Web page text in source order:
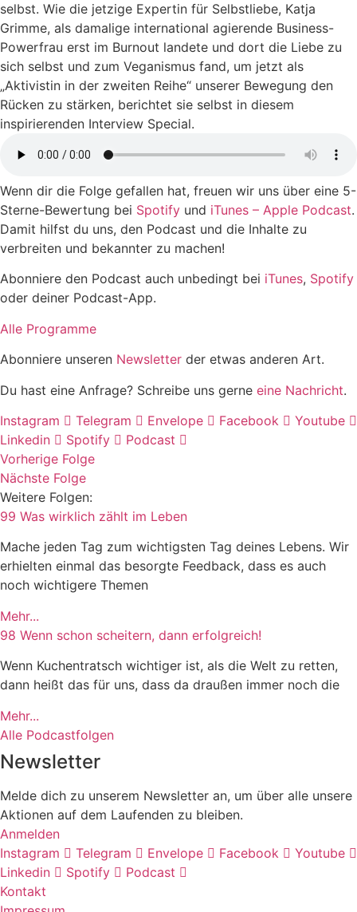
selbst. Wie die jetzige Expertin für Selbstliebe, Katja
Grimme, als damalige international agierende Business-
Powerfrau erst im Burnout landete und dort die Liebe zu
sich selbst und zum Veganismus fand, um jetzt als
„Aktivistin in der zweiten Reihe“ unserer Bewegung den
Rücken zu stärken, berichtet sie selbst in diesem
inspirierenden Interview Special.
Wenn dir die Folge gefallen hat, freuen wir uns über eine 5-
Sterne-Bewertung bei Spotify und iTunes – Apple Podcast.
Damit hilfst du uns, den Podcast und die Inhalte zu
verbreiten und bekannter zu machen!
Abonniere den Podcast auch unbedingt bei iTunes, Spotify
oder deiner Podcast-App.
Alle Programme
Abonniere unseren Newsletter der etwas anderen Art.
Du hast eine Anfrage? Schreibe uns gerne eine Nachricht.
Instagram
Telegram Envelope Facebook
Youtube
Linkedin
Spotify
Podcast
Vorherige Folge
Nächste Folge
Weitere Folgen:
99 Was wirklich zählt im Leben
Mache jeden Tag zum wichtigsten Tag deines Lebens. Wir
erhielten einmal das besorgte Feedback, dass es auch
noch wichtigere Themen
Mehr...
98 Wenn schon scheitern, dann erfolgreich!
Wenn Kuchentratsch wichtiger ist, als die Welt zu retten,
dann heißt das für uns, dass da draußen immer noch die
Mehr...
Alle Podcastfolgen
Newsletter
Melde dich zu unserem Newsletter an, um über alle unsere
Aktionen auf dem Laufenden zu bleiben.
Anmelden
Instagram
Telegram Envelope Facebook
Youtube
Linkedin
Spotify
Podcast
Kontakt